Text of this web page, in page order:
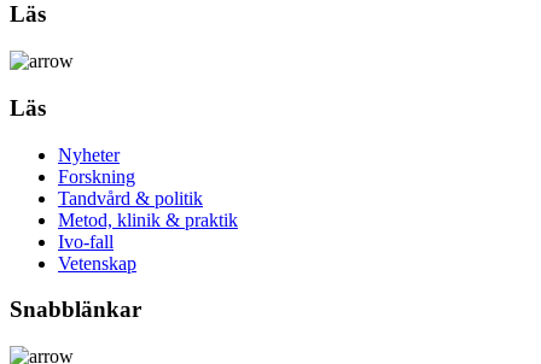
Läs
Läs
Nyheter
Forskning
Tandvård & politik
Metod, klinik & praktik
Ivo-fall
Vetenskap
Snabblänkar